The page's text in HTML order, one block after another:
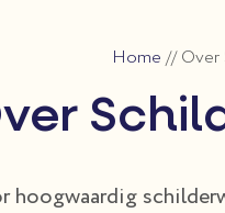
Home //Over
hoogwaardig